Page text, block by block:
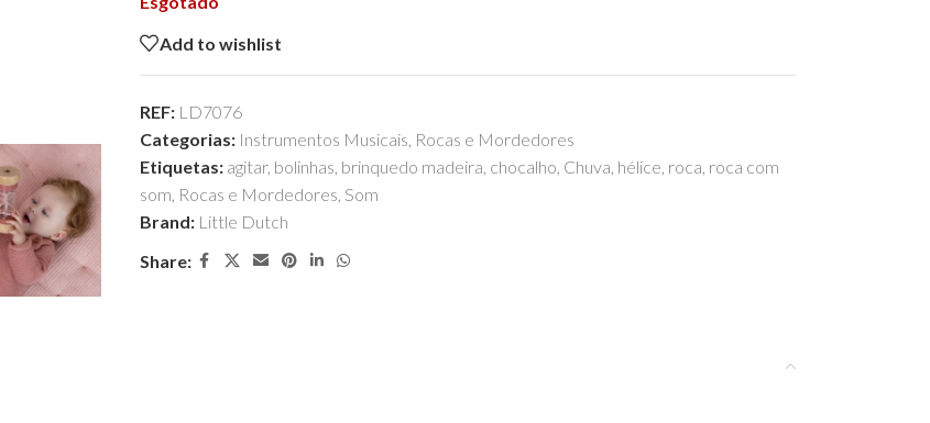
Add to wishlist
REF: LD7076
Categorias: Instrumentos Musicais, Rocas e Mordedores
Etiquetas: agitar, bolinhas, brinquedo madeira, chocalho, Chuva, hélice, roca, roca com
som, Rocas e Mordedores, Som
Brand: Little Dutch
Share: